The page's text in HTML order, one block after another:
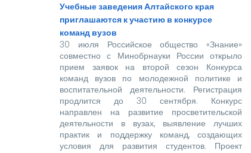
Учебные заведения Алтайского края
приглашаются к участию в конкурсе
команд вузов
30 июля Российское общество «Знание»
совместно с Минобрнауки России открыло
прием заявок на второй сезон Конкурса
команд вузов по молодежной политике и
воспитательной деятельности. Регистрация
продлится до 30 сентября. Конкурс
направлен на развитие просветительской
деятельности в вузах, выявление лучших
практик и поддержку команд, создающих
условия для развития студентов. Проект